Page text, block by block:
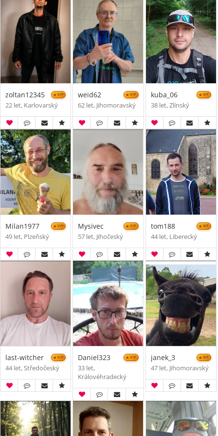
zoltan12345 VIP
22 let, Karlovarský
weid62 VIP
62 let, Jihomoravský
kuba_06 VIP
38 let, Zlínský
Milan1977 VIP
49 let, Plzeňský
Mysivec VIP
57 let, Jihočeský
tom188 VIP
44 let, Liberecký
last-witcher VIP
44 let, Středočeský
Daniel323 VIP
33 let,
Královéhradecký
janek_3 VIP
47 let, Jihomoravský